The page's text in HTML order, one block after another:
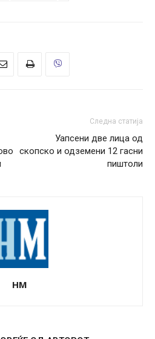
Следна статија
Уапсени две лица од
скопско и одземени 12 гасни
пиштоли
НМ